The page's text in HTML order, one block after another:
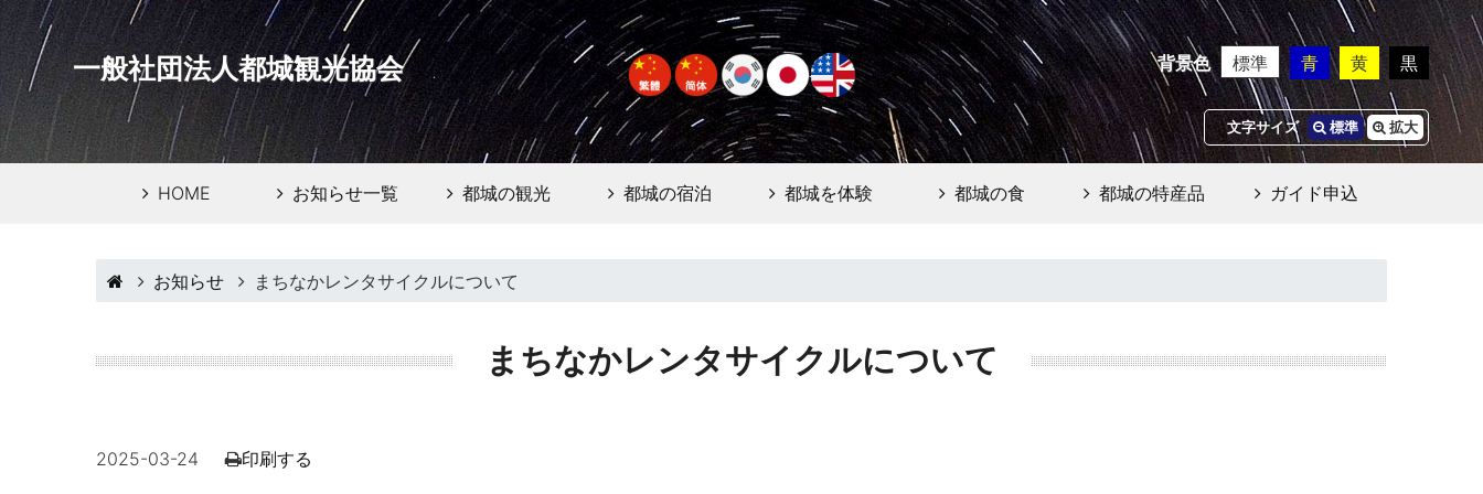
一般社団法人都城観光協会 背景色 標準 青 黄 黒
文字サイズ 標準 拡大
HOME お知らせ一覧 都城の観光 都城の宿泊 都城を体験 都城の食 都城の特産品 ガイド申込
お知らせ まちなかレンタサイクルについて
まちなかレンタサイクルについて
2025-03-24 印刷する